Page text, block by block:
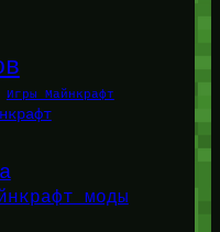
Игры Майнкрафт
моды